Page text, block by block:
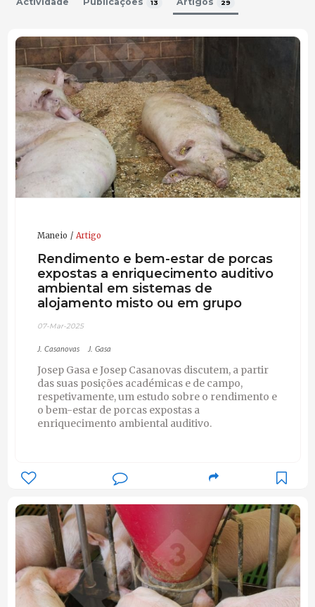
Espanha, Portugal, Colombia, Costa Rica, Panamá
Anualmente assiste às Jornadas de Suíno da
Universidad Autónoma de Barcelona para apresentar
casos clínicos.
Sente muito a falta a José Barcelo, um dos
responsáveis de que os latinos também estejam
presentes na liderança da produção suína a nível
mundial.
13 29
Maneio Artigo
Rendimento e bem-estar de porcas
expostas a enriquecimento auditivo
ambiental em sistemas de
alojamento misto ou em grupo
07-Mar-2025
J. Casanovas J. Gasa
Josep Gasa e Josep Casanovas discutem, a partir
das suas posições académicas e de campo,
respetivamente, um estudo sobre o rendimento e
o bem-estar de porcas expostas a
enriquecimento ambiental auditivo.